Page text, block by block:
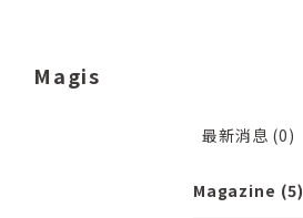
Magis
最新消息 (0)
Magazine (5)